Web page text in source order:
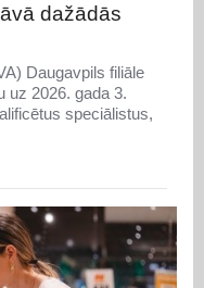
dažādās
Daugavpils filiāle
uz 2026. gada 3.
speciālistus,